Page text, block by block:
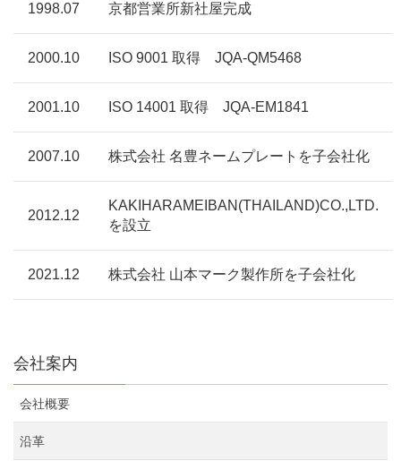
1998.07 京都営業所新社屋完成
2000.10 ISO 9001 取得 JQA-QM5468
2001.10 ISO 14001 取得 JQA-EM1841
2007.10 株式会社 名豊ネームプレートを子会社化
2012.12
KAKIHARAMEIBAN(THAILAND)CO.,LTD.
を設立
2021.12 株式会社 山本マーク製作所を子会社化
会社案内
会社概要
沿革